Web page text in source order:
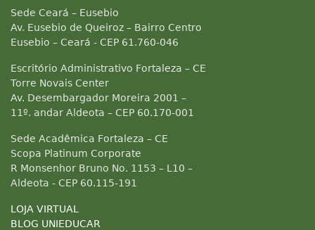
Sede Ceará – Eusebio
Av. Eusebio de Queiroz – Bairro Centro
Eusebio – Ceará - CEP 61.760-046
Escritório Administrativo Fortaleza – CE
Torre Novais Center
Av. Desembargador Moreira 2001 –
11º. andar Aldeota – CEP 60.170-001
Sede Acadêmica Fortaleza – CE
Scopa Platinum Corporate
R Monsenhor Bruno No. 1153 – L10 –
Aldeota - CEP 60.115-191
LOJA VIRTUAL
BLOG UNIEDUCAR